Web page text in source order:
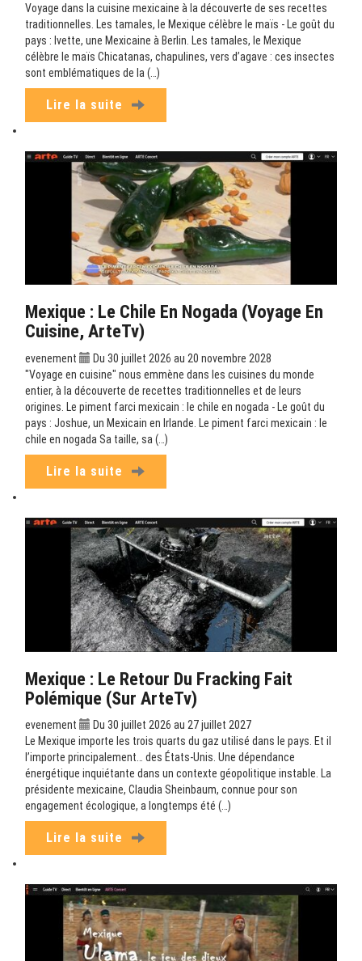
Voyage dans la cuisine mexicaine à la découverte de ses recettes
traditionnelles. Les tamales, le Mexique célèbre le maïs - Le goût du
pays : Ivette, une Mexicaine à Berlin. Les tamales, le Mexique
célèbre le maïs Chicatanas, chapulines, vers d’agave : ces insectes
sont emblématiques de la (…)
Lire la suite
Mexique : Le Chile En Nogada (Voyage En
Cuisine, ArteTv)
evenement
Du 30 juillet 2026 au 20 novembre 2028
"Voyage en cuisine" nous emmène dans les cuisines du monde
entier, à la découverte de recettes traditionnelles et de leurs
origines. Le piment farci mexicain : le chile en nogada - Le goût du
pays : Joshue, un Mexicain en Irlande. Le piment farci mexicain : le
chile en nogada Sa taille, sa (…)
Lire la suite
Mexique : Le Retour Du Fracking Fait
Polémique (sur ArteTv)
evenement
Du 30 juillet 2026 au 27 juillet 2027
Le Mexique importe les trois quarts du gaz utilisé dans le pays. Et il
l’importe principalement… des États-Unis. Une dépendance
énergétique inquiétante dans un contexte géopolitique instable. La
présidente mexicaine, Claudia Sheinbaum, connue pour son
engagement écologique, a longtemps été (…)
Lire la suite